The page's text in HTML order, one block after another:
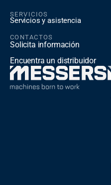
SERVICIOS
Servicios y asistencia
CONTACTOS
Solicita información
Encuentra un distribuidor